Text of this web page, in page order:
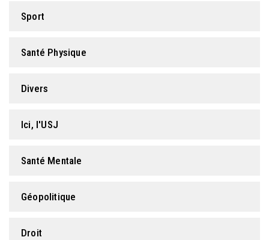
Sport
Santé Physique
Divers
Ici, l'USJ
Santé Mentale
Géopolitique
Droit